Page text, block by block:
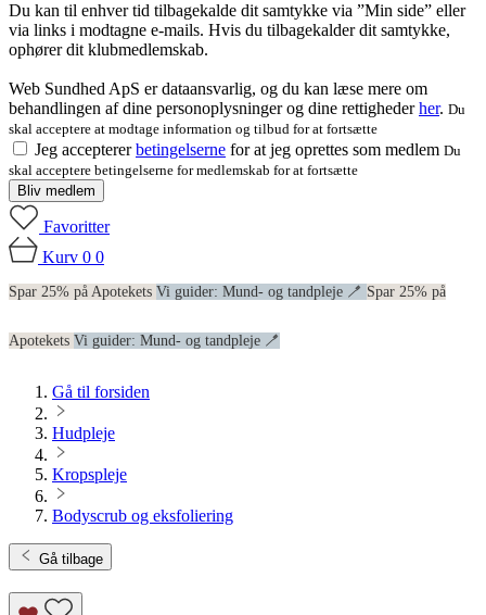
Du kan til enhver tid tilbagekalde dit samtykke via ”Min side” eller
via links i modtagne e-mails. Hvis du tilbagekalder dit samtykke,
ophører dit klubmedlemskab.
Web Sundhed ApS er dataansvarlig, og du kan læse mere om
behandlingen af dine personoplysninger og dine rettighederher. Du
skal acceptere at modtage information og tilbud for at fortsætte
Jeg acceptererbetingelserne for at jeg oprettes som medlem Du
skal acceptere betingelserne for medlemskab for at fortsætte
Bliv medlem
Favoritter
Kurv 0 0
Spar 25% på Apotekets Vi guider: Mund- og tandpleje 🪥 Spar 25% på
Apotekets Vi guider: Mund- og tandpleje 🪥
Gå til forsiden
Hudpleje
Kropspleje
Bodyscrub og eksfoliering
Gå tilbage